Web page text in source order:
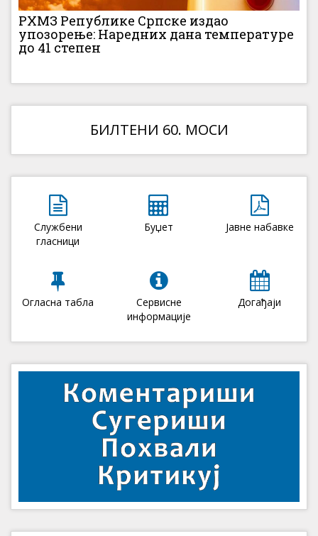
РХМЗ Републике Српске издао
упозорење: Наредних дана температуре
до 41 степен
БИЛТЕНИ 60. МОСИ
Службени
гласници
Буџет Јавне набавке
Огласна табла
Сервисне
информације
Догађаји